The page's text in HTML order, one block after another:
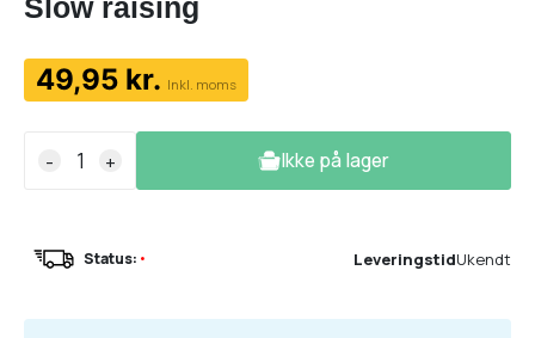
Slow raising
49,95 kr. Inkl. moms
- + Ikke på lager
Status: • LeveringstidUkendt